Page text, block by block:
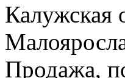
Калужская
Продажа,